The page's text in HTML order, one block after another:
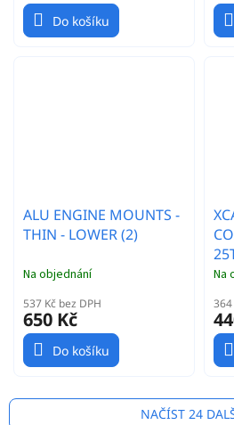
Do košíku
ALU ENGINE MOUNTS -
THIN - LOWER (2)
Na objednání
537 Kč bez DPH
650 Kč
Do košíku
Na
364
NAČÍST 24